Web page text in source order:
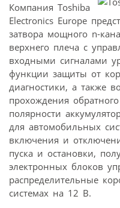
Компания Toshiba
Electronics Europe
затвора мощного n-
верхнего плеча с
входными сигналами
функции защиты от
диагностики, а также
прохождения
полярности
для автомобильных
включения и
пуска и остановки,
электронных блоков
распределительные
системах на 12 В.